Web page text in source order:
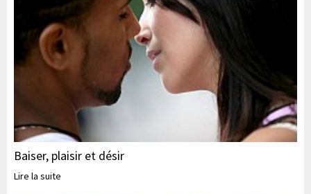
Baiser, plaisir et désir
Lire la suite